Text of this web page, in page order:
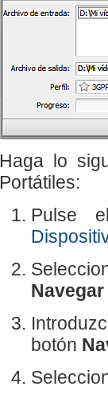
Haga lo
Portátiles:
Pulse
Navegar
botón